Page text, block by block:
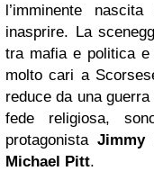
l’imminente
inasprire. La
tra mafia e politica e
molto cari a
reduce da una
fede religiosa,
protagonista Jimmy
Michael Pitt.